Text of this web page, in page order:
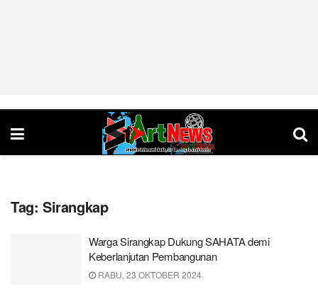
Tag: Sirangkap
Warga Sirangkap Dukung SAHATA demi
Keberlanjutan Pembangunan
RABU, 23 OKTOBER 2024